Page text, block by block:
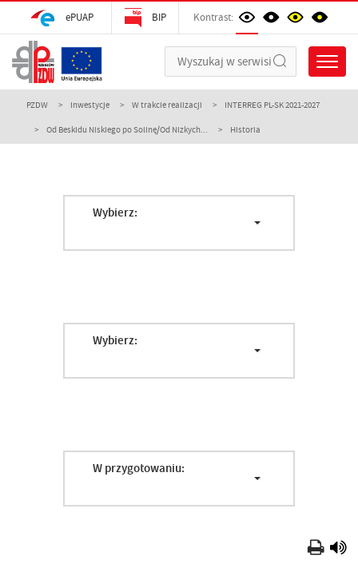
ePUAP BIP Kontrast:
PZDW Inwestycje W trakcie realizacji INTERREG PL-SK 2021-2027
Od Beskidu Niskiego po Solinę/Od Nizkych... Historia
Wybierz:
Wybierz:
W przygotowaniu: